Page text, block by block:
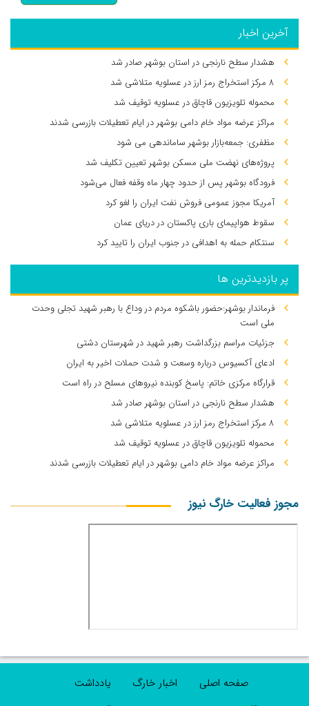
آخرین اخبار
هشدار سطح نارنجی در استان بوشهر صادر شد
۸ مرکز استخراج رمز ارز در عسلویه متلاشی شد
محموله تلویزیون قاچاق در عسلویه توقیف شد
مراکز عرضه مواد خام دامی بوشهر در ایام تعطیلات بازرسی شدند
مظفری: جمعه‌بازار بوشهر ساماندهی می‌ شود
پروژه‌های نهضت ملی مسکن بوشهر تعیین تکلیف شد
فرودگاه بوشهر پس از حدود چهار ماه وقفه فعال می‌شود
آمریکا مجوز عمومی فروش نفت ایران را لغو کرد
سقوط هواپیمای باری پاکستان در دریای عمان
سنتکام حمله به اهدافی در جنوب ایران را تایید کرد
پر بازدیدترین ها
فرماندار بوشهر:حضور باشکوه مردم در وداع با رهبر شهید تجلی وحدت
ملی است
جزئیات مراسم بزرگداشت رهبر شهید در شهرستان دشتی
ادعای آکسیوس درباره وسعت و شدت حملات اخیر به ایران
قرارگاه مرکزی خاتم: پاسخ کوبنده نیروهای مسلح در راه است
هشدار سطح نارنجی در استان بوشهر صادر شد
۸ مرکز استخراج رمز ارز در عسلویه متلاشی شد
محموله تلویزیون قاچاق در عسلویه توقیف شد
مراکز عرضه مواد خام دامی بوشهر در ایام تعطیلات بازرسی شدند
مجوز فعالیت خارگ نیوز
صفحه اصلی اخبار خارگ
یادداشت